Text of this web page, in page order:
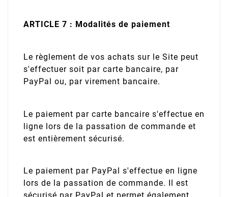
ARTICLE 7 : Modalités de paiement
Le règlement de vos achats sur le Site peut
s'effectuer soit par carte bancaire, par
PayPal ou, par virement bancaire.
Le paiement par carte bancaire s'effectue en
ligne lors de la passation de commande et
est entièrement sécurisé.
Le paiement par PayPal s'effectue en ligne
lors de la passation de commande. Il est